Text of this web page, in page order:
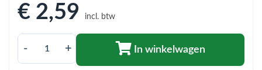
(Installatiemateriaal)
(Sanitair)
€ 2,59 incl. btw
- + In winkelwagen